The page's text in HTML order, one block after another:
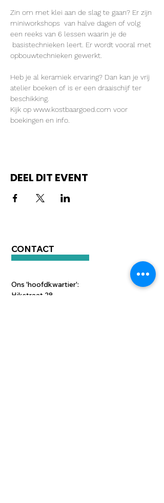
Zin om met klei aan de slag te gaan? Er zijn
miniworkshops  van halve dagen of volg
een reeks van 6 lessen waarin je de
basistechnieken leert. Er wordt vooral met
opbouwtechnieken gewerkt.
Heb je al keramiek ervaring? Dan kan je vrij
atelier boeken of is er een draaischijf ter
beschikking.
Kijk op www.kostbaargoed.com voor
boekingen en info.
DEEL DIT EVENT
CONTACT
Ons 'hoofdkwartier':
Hikstraat 28